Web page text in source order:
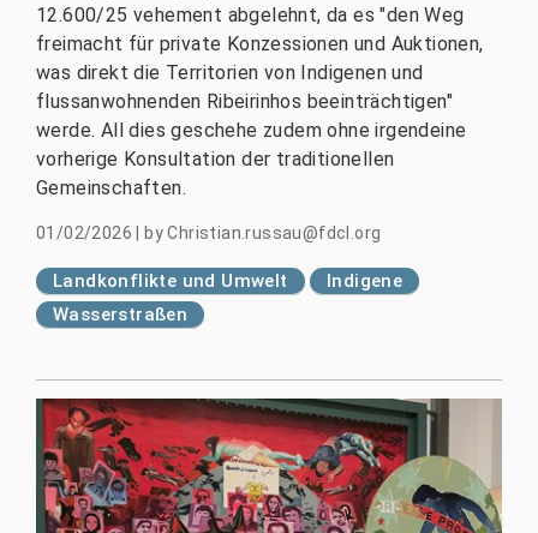
12.600/25 vehement abgelehnt, da es "den Weg
freimacht für private Konzessionen und Auktionen,
was direkt die Territorien von Indigenen und
flussanwohnenden Ribeirinhos beeinträchtigen"
werde. All dies geschehe zudem ohne irgendeine
vorherige Konsultation der traditionellen
Gemeinschaften.
01/02/2026 byChristian.russau@fdcl.org
Landkonflikte und Umwelt
Indigene
Wasserstraßen